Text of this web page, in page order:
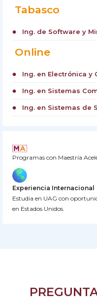
Tabasco
circle Ing. de Software y
Online
circle Ing. en Electrónica y
circle Ing. en Sistemas
circle Ing. en Sistemas de
Programas con Maestría
Experiencia Internacional
Estudia en UAG con
en Estados Unidos.